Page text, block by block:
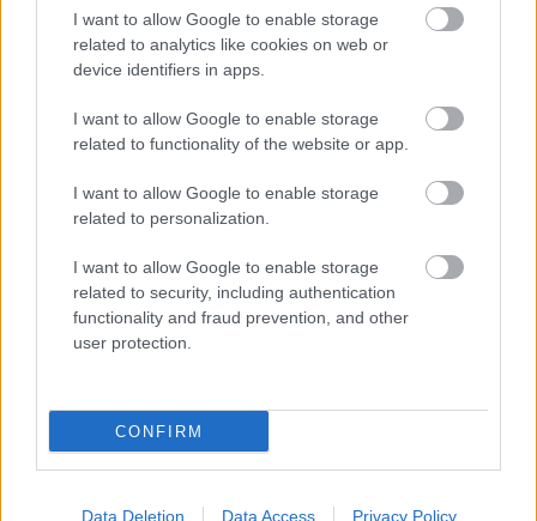
I want to allow Google to enable storage
related to analytics like cookies on web or
device identifiers in apps.
I want to allow Google to enable storage
related to functionality of the website or app.
I want to allow Google to enable storage
related to personalization.
I want to allow Google to enable storage
related to security, including authentication
functionality and fraud prevention, and other
user protection.
CONFIRM
Data Deletion Data Access Privacy Policy
ΜΠΕΙΤΕ ΣΤΗ ΣΥΖΗΤΗΣΗ
Loading...
Προσθήκη Σχολίου